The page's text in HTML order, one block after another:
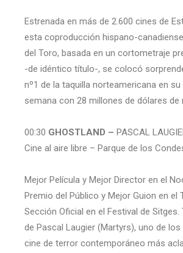
Estrenada en más de 2.600 cines de
esta coproducción hispano-
del Toro, basada en un cortometraje
-de idéntico título-, se colocó
nº1 de la taquilla norteamericana en
semana con 28 millones de dólares de
00:30 GHOSTLAND – PASCAL
Cine al aire libre – Parque de los
Mejor Película y Mejor Director en el
Premio del Público y Mejor Guion en el
Sección Oficial en el Festival de Sitges.
de Pascal Laugier (Martyrs), uno de
cine de terror contemporáneo más